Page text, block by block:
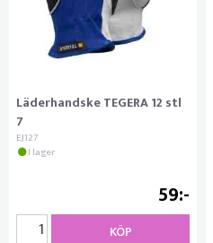
Läderhandske TEGERA 12 stl
7
EJ127
I lager
59
KÖP